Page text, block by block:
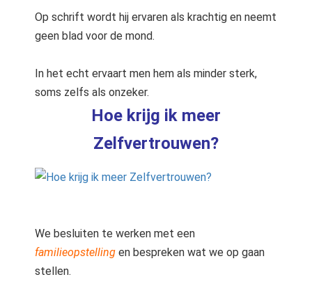
Op schrift wordt hij ervaren als krachtig en neemt
geen blad voor de mond.
In het echt ervaart men hem als minder sterk,
soms zelfs als onzeker.
Hoe krijg ik meer
Zelfvertrouwen?
We besluiten te werken met een
familieopstelling en bespreken wat we op gaan
stellen.